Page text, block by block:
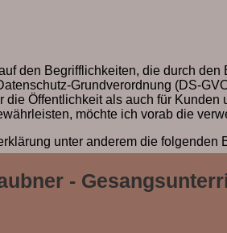
den Begrifflichkeiten, die durch
Grundverordnung (DS-
die Öffentlichkeit als auch für Kunden
möchte ich vorab die
unter anderem die folgenden
-